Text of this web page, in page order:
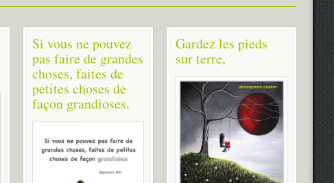
Si vous ne pouvez
pas faire de grandes
choses, faites de
petites choses de
façon grandioses.
Gardez les pieds
sur terre,